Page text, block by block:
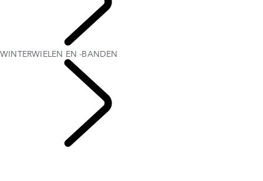
WINTERWIELEN EN -BANDEN